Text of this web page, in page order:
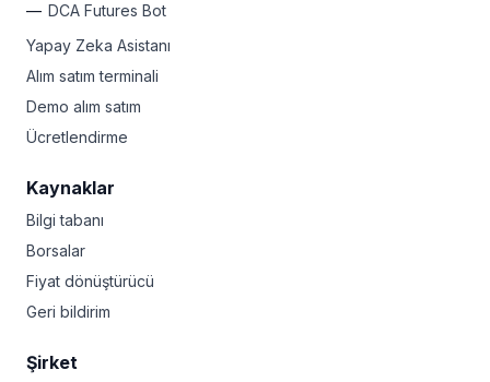
DCA Futures Bot
Yapay Zeka Asistanı
Alım satım terminali
Demo alım satım
Ücretlendirme
Kaynaklar
Bilgi tabanı
Borsalar
Fiyat dönüştürücü
Geri bildirim
Şirket